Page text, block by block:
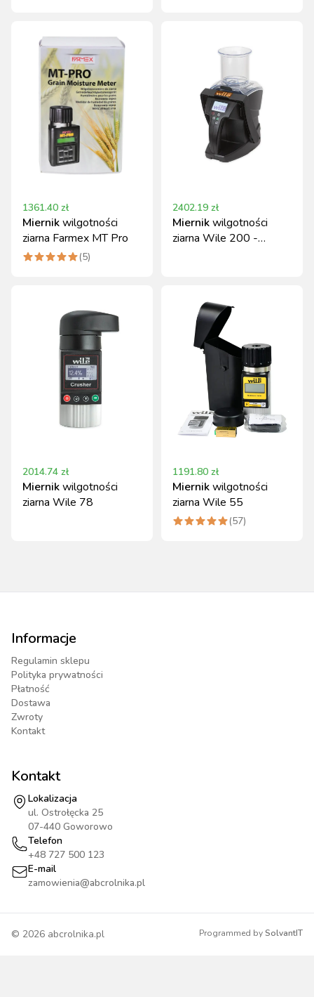
1361.40 zł
Miernikwilgotności
ziarna Farmex MT Pro
(5)
2402.19 zł
Miernikwilgotności
ziarna Wile 200 -
2014.74 zł
Miernikwilgotności
ziarna Wile 78
1191.80 zł
Miernikwilgotności
ziarna Wile 55
(57)
Informacje
Regulamin sklepu
Polityka prywatności
Płatność
Dostawa
Zwroty
Kontakt
Kontakt
Lokalizacja
ul. Ostrołęcka 25
07-440 Goworowo
Telefon
+48 727 500 123
E-mail
zamowienia@abcrolnika.pl
© 2026 abcrolnika.pl Programmed bySolvantIT